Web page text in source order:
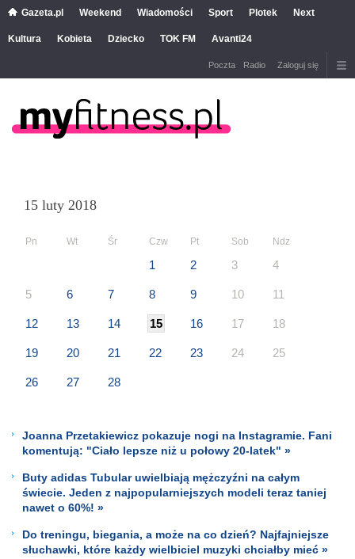
Gazeta.pl Weekend Wiadomości Sport Plotek Next
Kultura Kobieta Dziecko TOK FM Avanti24
Poczta Radio Zaloguj się
15 luty 2018
Pn Wt Śr Czw Pt Sob Ndz
1 2 3 4
5 6 7 8 9 10 11
12 13 14 15 16 17 18
19 20 21 22 23 24 25
26 27 28
Joanna Przetakiewicz pokazuje nogi na Instagramie. Fani
komentują: "Ciało lepsze niż u połowy 20-latek" »
Buty adidas Tubular uwielbiają mężczyźni na całym
świecie. Jeden z najpopularniejszych modeli teraz taniej
nawet o 60%! »
Do treningu, biegania, a może na co dzień? Najfajniejsze
słuchawki, które każdy wielbiciel muzyki chciałby mieć »